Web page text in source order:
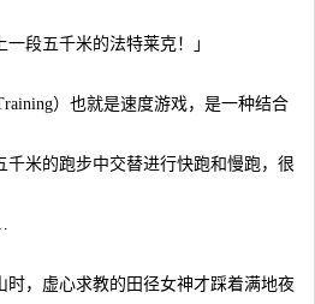
段五千米的法特莱克！」
）也就是速度游戏，是一种结合
千米的跑步中交替进行快跑和慢跑，很
，虚心求教的田径女神才踩着满地夜